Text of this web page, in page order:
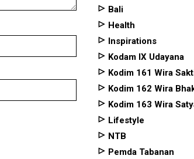
Bali
Health
Inspirations
Kodam IX Udayana
Kodim 161 Wira
Kodim 162 Wira
Kodim 163 Wira
Lifestyle
NTB
Pemda Tabanan